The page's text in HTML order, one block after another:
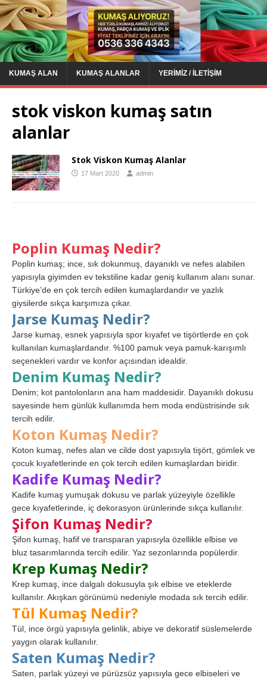
KUMAŞ ALAN KUMAŞ ALANLAR YERIMIZ / İLETIŞIM
stok viskon kumaş satın
alanlar
Stok Viskon Kumaş Alanlar
17 Mart 2020 admin
Poplin Kumaş Nedir?
Poplin kumaş; ince, sık dokunmuş, dayanıklı ve nefes alabilen
yapısıyla giyimden ev tekstiline kadar geniş kullanım alanı sunar.
Türkiye’de en çok tercih edilen kumaşlardandır ve yazlık
giysilerde sıkça karşımıza çıkar.
Jarse Kumaş Nedir?
Jarse kumaş, esnek yapısıyla spor kıyafet ve tişörtlerde en çok
kullanılan kumaşlardandır. %100 pamuk veya pamuk-karışımlı
seçenekleri vardır ve konfor açısından idealdir.
Denim Kumaş Nedir?
Denim; kot pantolonların ana ham maddesidir. Dayanıklı dokusu
sayesinde hem günlük kullanımda hem moda endüstrisinde sık
tercih edilir.
Koton Kumaş Nedir?
Koton kumaş, nefes alan ve cilde dost yapısıyla tişört, gömlek ve
çocuk kıyafetlerinde en çok tercih edilen kumaşlardan biridir.
Kadife Kumaş Nedir?
Kadife kumaş yumuşak dokusu ve parlak yüzeyiyle özellikle
gece kıyafetlerinde, iç dekorasyon ürünlerinde sıkça kullanılır.
Şifon Kumaş Nedir?
Şifon kumaş, hafif ve transparan yapısıyla özellikle elbise ve
bluz tasarımlarında tercih edilir. Yaz sezonlarında popülerdir.
Krep Kumaş Nedir?
Krep kumaş, ince dalgalı dokusuyla şık elbise ve eteklerde
kullanılır. Akışkan görünümü nedeniyle modada sık tercih edilir.
Tül Kumaş Nedir?
Tül, ince örgü yapısıyla gelinlik, abiye ve dekoratif süslemelerde
yaygın olarak kullanılır.
Saten Kumaş Nedir?
Saten, parlak yüzeyi ve pürüzsüz yapısıyla gece elbiseleri ve